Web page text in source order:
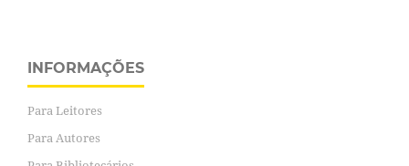
INFORMAÇÕES
Para Leitores
Para Autores